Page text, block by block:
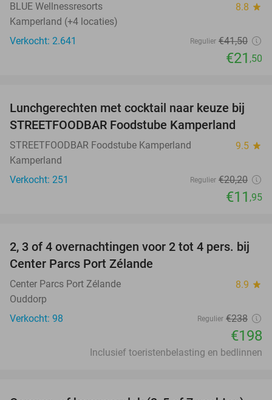
BLUE Wellnessresorts 8.8 star
Kamperland (+4 locaties)
Verkocht: 2.641
Regulier €41,50
€21 ,50
41%
Lunchgerechten met cocktail naar keuze bij
STREETFOODBAR Foodstube Kamperland
STREETFOODBAR Foodstube Kamperland 9.5 star
Kamperland
Verkocht: 251
Regulier €20,20
€11 ,95
17%
2, 3 of 4 overnachtingen voor 2 tot 4 pers. bij
Center Parcs Port Zélande
Center Parcs Port Zélande 8.9 star
Ouddorp
Verkocht: 98
Regulier €238
€198
Inclusief toeristenbelasting en bedlinnen